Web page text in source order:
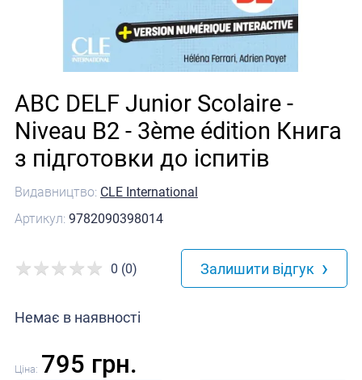
Видавництво: CLE International
Артикул: 9782090398014
ABC DELF Junior Scolaire -
Niveau B2 - 3ème édition Книга
з підготовки до іспитів
Немає в наявності
0 (0) Залишити відгук ›
Ціна: 795 грн.